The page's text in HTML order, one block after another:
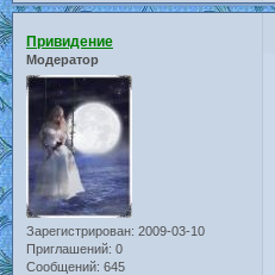
Привидение
Модератор
Зарегистрирован: 2009-03-10
Приглашений: 0
Сообщений: 645